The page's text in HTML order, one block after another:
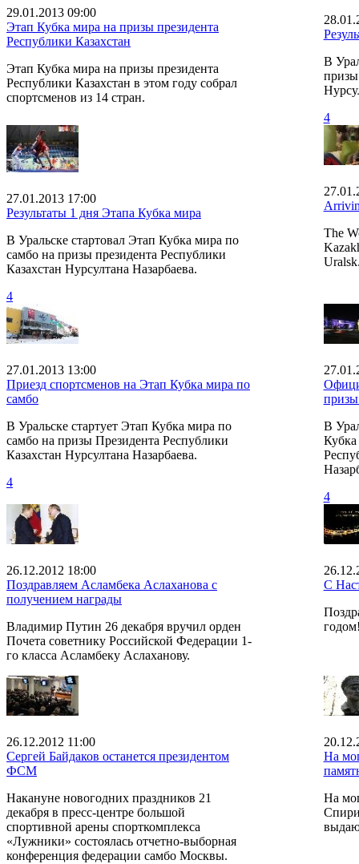
29.01.2013 09:00
Этап Кубка мира на призы президента
Республики Казахстан
Этап Кубка мира на призы президента
Республики Казахстан в этом году собрал
спортсменов из 14 стран.
В
призы
4
27.01.2013 17:00
Результаты 1 дня Этапа Кубка мира
В Уральске стартовал Этап Кубка мира по
самбо на призы президента Республики
Казахстан Нурсултана Назарбаева.
4
The
27.01.2013 13:00
Приезд спортсменов на Этап Кубка мира по
самбо
В Уральске стартует Этап Кубка мира по
самбо на призы Президента Республики
Казахстан Нурсултана Назарбаева.
4
призы
В
Кубка
4
26.12.2012 18:00
Поздравляем Асламбека Аслаханова с
получением награды
Владимир Путин 26 декабря вручил орден
Почета советнику Российской Федерации 1-
го класса Асламбеку Аслаханову.
С
26.12.2012 11:00
Сергей Байдаков останется президентом
ФСМ
Накануне новогодних праздников 21
декабря в пресс-центре большой
спортивной арены спорткомплекса
«Лужники» состоялась отчетно-выборная
конференция федерации самбо Москвы.
На
На